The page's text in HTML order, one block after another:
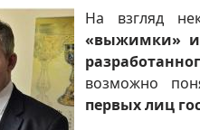
На взгляд
«выжимки»
возможно
первых лиц